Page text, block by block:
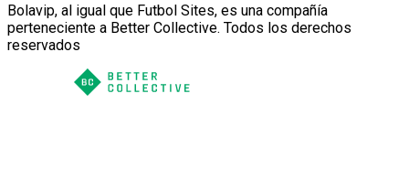
Bolavip, al igual que Futbol Sites, es una compañía
perteneciente a Better Collective. Todos los derechos
reservados